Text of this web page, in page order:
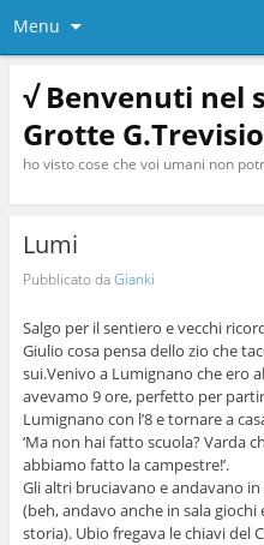
Menu
√ Benvenuti nel
Grotte
ho visto cose che voi umani non
Lumi
Pubblicato daGianki
Salgo per il sentiero e vecchi
Giulio cosa pensa dello zio che
sui.Venivo a Lumignano che ero
avevamo 9 ore, perfetto per
Lumignano con l’8 e tornare a
‘Ma non hai fatto scuola?Varda
abbiamo fatto la campestre!’.
Gli altri bruciavano e andavano
(beh, andavo anche in sala
storia). Ubio fregava le chiavi del